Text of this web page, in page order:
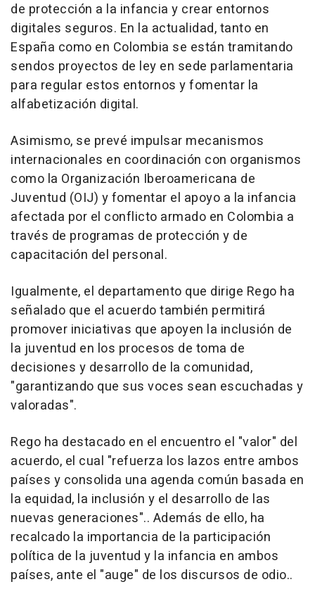
de protección a la infancia y crear entornos
digitales seguros. En la actualidad, tanto en
España como en Colombia se están tramitando
sendos proyectos de ley en sede parlamentaria
para regular estos entornos y fomentar la
alfabetización digital.
Asimismo, se prevé impulsar mecanismos
internacionales en coordinación con organismos
como la Organización Iberoamericana de
Juventud (OIJ) y fomentar el apoyo a la infancia
afectada por el conflicto armado en Colombia a
través de programas de protección y de
capacitación del personal.
Igualmente, el departamento que dirige Rego ha
señalado que el acuerdo también permitirá
promover iniciativas que apoyen la inclusión de
la juventud en los procesos de toma de
decisiones y desarrollo de la comunidad,
"garantizando que sus voces sean escuchadas y
valoradas".
Rego ha destacado en el encuentro el "valor" del
acuerdo, el cual "refuerza los lazos entre ambos
países y consolida una agenda común basada en
la equidad, la inclusión y el desarrollo de las
nuevas generaciones".. Además de ello, ha
recalcado la importancia de la participación
política de la juventud y la infancia en ambos
países, ante el "auge" de los discursos de odio..